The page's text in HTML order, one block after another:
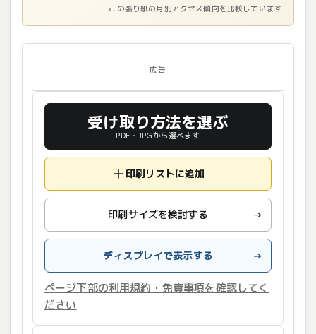
この張り紙の月別アクセス傾向を比較しています
広告
受け取り方法を選ぶ
PDF・JPGから選べます
印刷リストに追加
印刷サイズを検討する →
ディスプレイで表示する →
ページ下部の利用規約・免責事項を確認してく
ださい